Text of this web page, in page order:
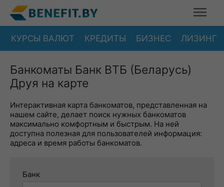
КУРСЫ ВАЛЮТ КРЕДИТЫ БИЗНЕС ЛИЗИНГ
Банкоматы Банк ВТБ (Беларусь)
Друя на карте
Интерактивная карта банкоматов, представленная на
нашем сайте, делает поиск нужных банкоматов
максимально комфортным и быстрым. На ней
доступна полезная для пользователей информация:
адреса и время работы банкоматов.
Банк